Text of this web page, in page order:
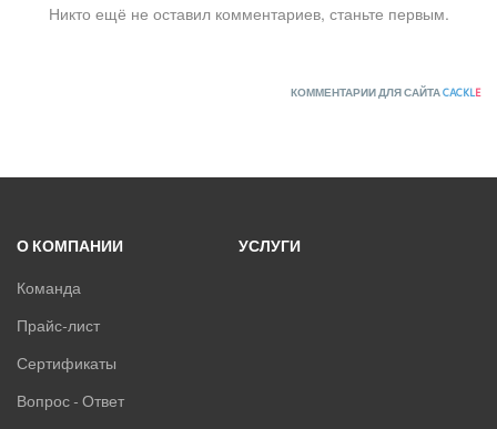
Никто ещё не оставил комментариев, станьте первым.
КОММЕНТАРИИ ДЛЯ САЙТАCACKLE
О КОМПАНИИ
Команда
Прайс-лист
Сертификаты
Вопрос - Ответ
УСЛУГИ